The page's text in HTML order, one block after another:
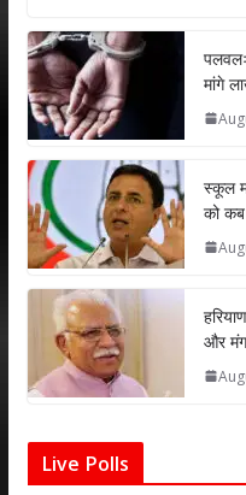
at
s
A
p
p
e
b
o
k
er
n
मांगे
स्कूल
को कब
और
Live Polls